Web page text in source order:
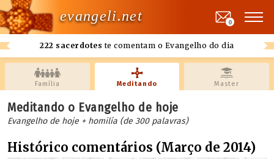
evangeli.net
222 sacerdotes te comentam o Evangelho do dia
0
Família Meditando Master
Meditando o Evangelho de hoje
Evangelho de hoje + homilía (de 300 palavras)
Histórico comentários (Março de 2014)